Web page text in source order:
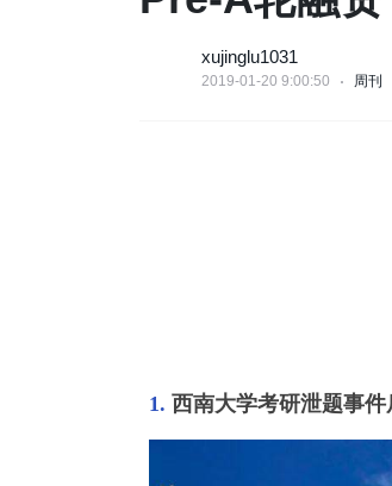
xujinglu1031
2019-01-20 9:00:50 周刊
1. 西南大学考研泄题事